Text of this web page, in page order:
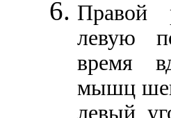
Правой
левую
время
мышц шеи
левый